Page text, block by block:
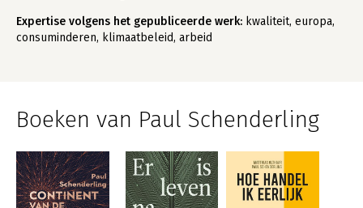
Expertise volgens het gepubliceerde werk: kwaliteit, europa,
consuminderen, klimaatbeleid, arbeid
Boeken van Paul Schenderling